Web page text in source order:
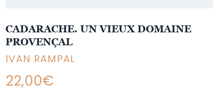
CADARACHE. UN VIEUX DOMAINE
PROVENÇAL
IVAN RAMPAL
22,00€